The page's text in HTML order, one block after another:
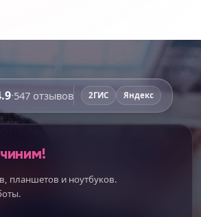
·547 отзывов 2ГИС Яндекс
планшетов и ноутбуков.